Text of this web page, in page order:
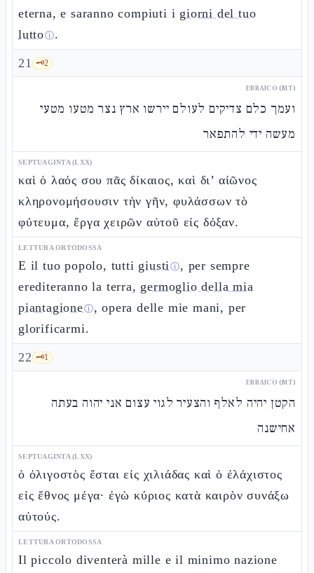
eterna, e saranno compiuti i giorni del tuo
luttoⓘ.
21 🗝️2
EBRAICO (MT)
ועמך כלם צדיקים לעולם יירשו ארץ נצר מטעו מטעי
מעשה ידי להתפאר
SEPTUAGINTA (LXX)
καὶ ὁ λαός σου πᾶς δίκαιος, καὶ δι’ αἰῶνος
κληρονομήσουσιν τὴν γῆν, φυλάσσων τὸ
φύτευμα, ἔργα χειρῶν αὐτοῦ εἰς δόξαν.
LETTURA ORTODOSSA
E il tuo popolo, tutti giustiⓘ, per sempre
erediteranno la terra, germoglio della mia
piantagioneⓘ, opera delle mie mani, per
glorificarmi.
22 🗝️1
EBRAICO (MT)
הקטן יהיה לאלף והצעיר לגוי עצום אני יהוה בעתה
אחישנה
SEPTUAGINTA (LXX)
ὁ ὀλιγοστὸς ἔσται εἰς χιλιάδας καὶ ὁ ἐλάχιστος
εἰς ἔθνος μέγα· ἐγὼ κύριος κατὰ καιρὸν συνάξω
αὐτούς.
LETTURA ORTODOSSA
Il piccolo diventerà mille e il minimo nazione